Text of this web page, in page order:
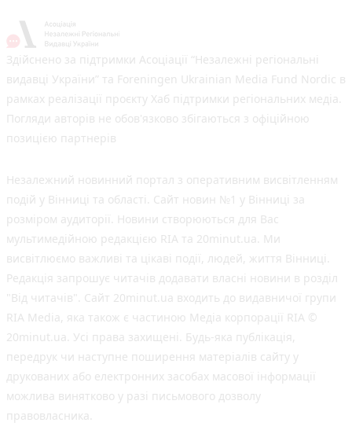
Здійснено за підтримки Асоціації “Незалежні регіональні
видавці України” та Foreningen Ukrainian Media Fund Nordic в
рамках реалізації проєкту Хаб підтримки регіональних медіа.
Погляди авторів не обов'язково збігаються з офіційною
позицією партнерів
Незалежний новинний портал з оперативним висвітленням
подій у Вінниці та області. Сайт новин №1 у Вінниці за
розміром аудиторії. Новини створюються для Вас
мультимедійною редакцією RIA та 20minut.ua. Ми
висвітлюємо важливі та цікаві події, людей, життя Вінниці.
Редакція запрошує читачів додавати власні новини в розділ
"Від читачів". Сайт 20minut.ua входить до видавничої групи
RIA Media, яка також є частиною Медіа корпорації RIA ©
20minut.ua. Усі права захищені. Будь-яка публiкацiя,
передрук чи наступне поширення матеріалів сайту у
друкованих або електронних засобах масової інформації
можлива винятково у разі письмового дозволу
правовласника.